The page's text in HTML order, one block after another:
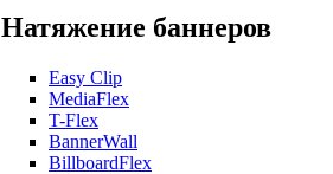
Натяжение баннеров
Easy Clip
MediaFlex
T-Flex
BannerWall
BillboardFlex